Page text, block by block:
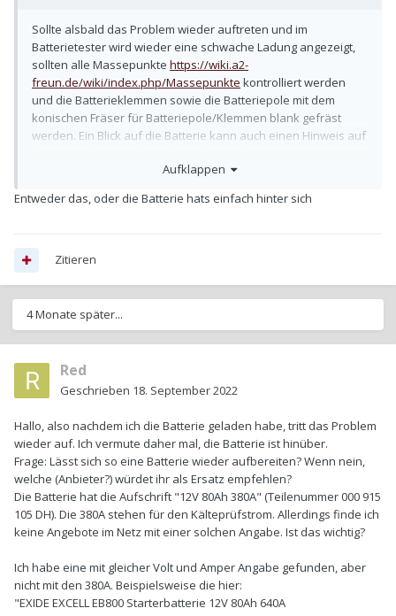
Sollte alsbald das Problem wieder auftreten und im
Batterietester wird wieder eine schwache Ladung angezeigt,
sollten alle Massepunkte https://wiki.a2-
freun.de/wiki/index.php/Massepunkte kontrolliert werden
und die Batterieklemmen sowie die Batteriepole mit dem
konischen Fräser für Batteriepole/Klemmen blank gefräst
werden. Ein Blick auf die Batterie kann auch einen Hinweis auf
Aufklappen
Entweder das, oder die Batterie hats einfach hinter sich
Zitieren
4 Monate später...
Red
Geschrieben 18. September 2022
Hallo, also nachdem ich die Batterie geladen habe, tritt das Problem
wieder auf. Ich vermute daher mal, die Batterie ist hinüber.
Frage: Lässt sich so eine Batterie wieder aufbereiten? Wenn nein,
welche (Anbieter?) würdet ihr als Ersatz empfehlen?
Die Batterie hat die Aufschrift "12V 80Ah 380A" (Teilenummer 000 915
105 DH). Die 380A stehen für den Kälteprüfstrom. Allerdings finde ich
keine Angebote im Netz mit einer solchen Angabe. Ist das wichtig?
Ich habe eine mit gleicher Volt und Amper Angabe gefunden, aber
nicht mit den 380A. Beispielsweise die hier:
"EXIDE EXCELL EB800 Starterbatterie 12V 80Ah 640A